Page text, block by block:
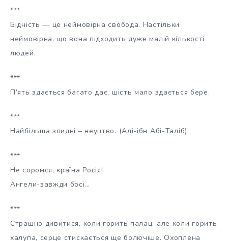
***
Бідність — це неймовірна свобода. Настільки
неймовірна, що вона підходить дуже малій кількості
людей.
***
П’ять здається багато дає, шість мало здається бере.
***
Найбільша злидні – неуцтво. (Алі-ібн Абі-Таліб)
***
Не соромся, країна Росія!
Ангели-завжди босі…
***
Страшно дивитися, коли горить палац, але коли горить
халупа, серце стискається ще болючіше. Охоплена